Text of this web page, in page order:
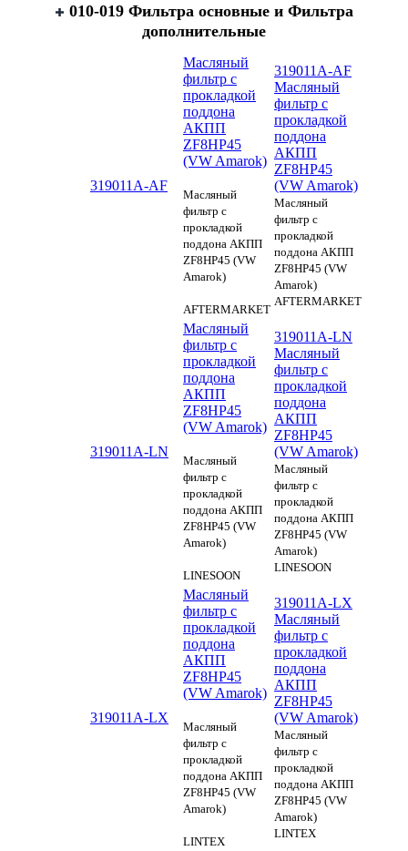
010-019 Фильтра основные и Фильтра
дополнительные
319011A-AF
Масляный
фильтр с
прокладкой
поддона
АКПП
ZF8HP45
(VW Amarok)
Масляный
фильтр с
прокладкой
поддона АКПП
ZF8HP45 (VW
Amarok)
AFTERMARKET
319011A-AF
Масляный
фильтр с
прокладкой
поддона
АКПП
ZF8HP45
(VW Amarok)
Масляный
фильтр с
прокладкой
поддона АКПП
ZF8HP45 (VW
Amarok)
AFTERMARKET
319011A-LN
Масляный
фильтр с
прокладкой
поддона
АКПП
ZF8HP45
(VW Amarok)
Масляный
фильтр с
прокладкой
поддона АКПП
ZF8HP45 (VW
Amarok)
LINESOON
319011A-LN
Масляный
фильтр с
прокладкой
поддона
АКПП
ZF8HP45
(VW Amarok)
Масляный
фильтр с
прокладкой
поддона АКПП
ZF8HP45 (VW
Amarok)
LINESOON
319011A-LX
Масляный
фильтр с
прокладкой
поддона
АКПП
ZF8HP45
(VW Amarok)
Масляный
фильтр с
прокладкой
поддона АКПП
ZF8HP45 (VW
Amarok)
LINTEX
319011A-LX
Масляный
фильтр с
прокладкой
поддона
АКПП
ZF8HP45
(VW Amarok)
Масляный
фильтр с
прокладкой
поддона АКПП
ZF8HP45 (VW
Amarok)
LINTEX